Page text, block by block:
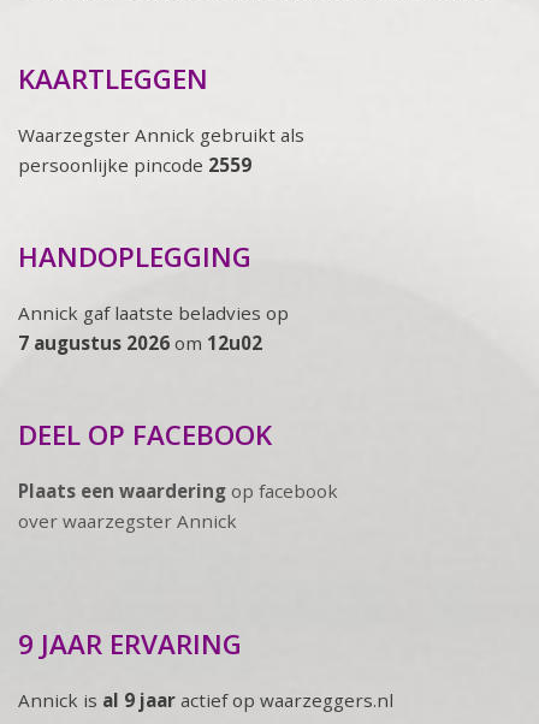
KAARTLEGGEN
Waarzegster Annick gebruikt als
persoonlijke pincode 2559
HANDOPLEGGING
Annick gaf laatste beladvies op
7 augustus 2026 om 12u02
DEEL OP FACEBOOK
Plaats een waardering op facebook
over waarzegster Annick
9 JAAR ERVARING
Annick is al 9 jaar actief op waarzeggers.nl